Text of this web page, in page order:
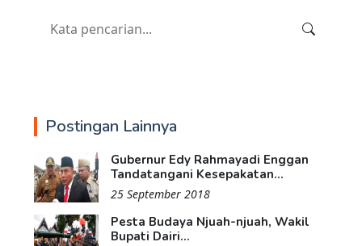
Postingan Lainnya
Gubernur Edy Rahmayadi Enggan
Tandatangani Kesepakatan...
25 September 2018
Pesta Budaya Njuah-njuah, Wakil
Bupati Dairi...